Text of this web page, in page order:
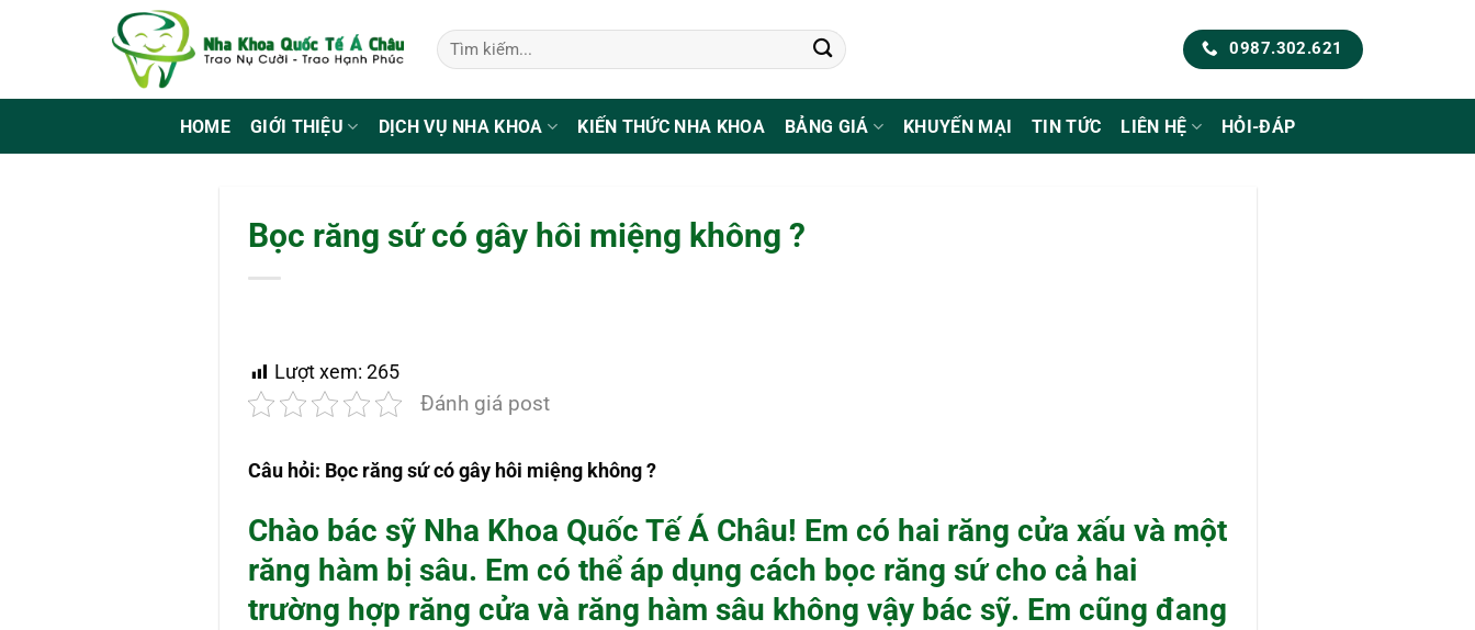
0987.302.621
HOME GIỚI THIỆU DỊCH VỤ NHA KHOA KIẾN THỨC NHA KHOA BẢNG GIÁ KHUYẾN MẠI TIN TỨC LIÊN HỆ HỎI-ĐÁP
Bọc răng sứ có gây hôi miệng không ?
Lượt xem: 265
Đánh giá post
Câu hỏi: Bọc răng sứ có gây hôi miệng không ?
Chào bác sỹ Nha Khoa Quốc Tế Á Châu! Em có hai răng cửa xấu và một
răng hàm bị sâu. Em có thể áp dụng cách bọc răng sứ cho cả hai
trường hợp răng cửa và răng hàm sâu không vậy bác sỹ. Em cũng đang